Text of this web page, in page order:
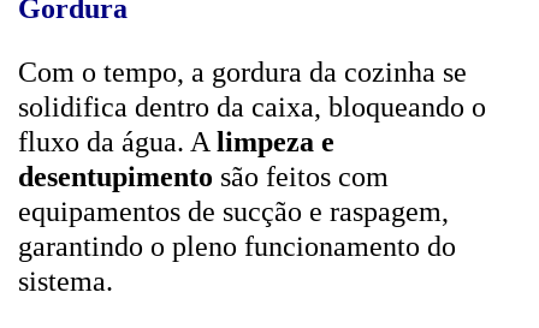
Gordura
Com o tempo, a gordura da cozinha se
solidifica dentro da caixa, bloqueando o
fluxo da água. A limpeza e
desentupimento são feitos com
equipamentos de sucção e raspagem,
garantindo o pleno funcionamento do
sistema.